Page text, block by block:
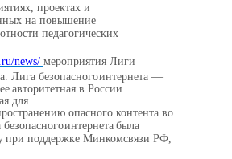
проектах и
на повышение
педагогических
news/ мероприятия Лиги
Лига безопасногоинтернета —
авторитетная в России
для
опасного контента во
интернета была
при поддержке Минкомсвязи РФ,